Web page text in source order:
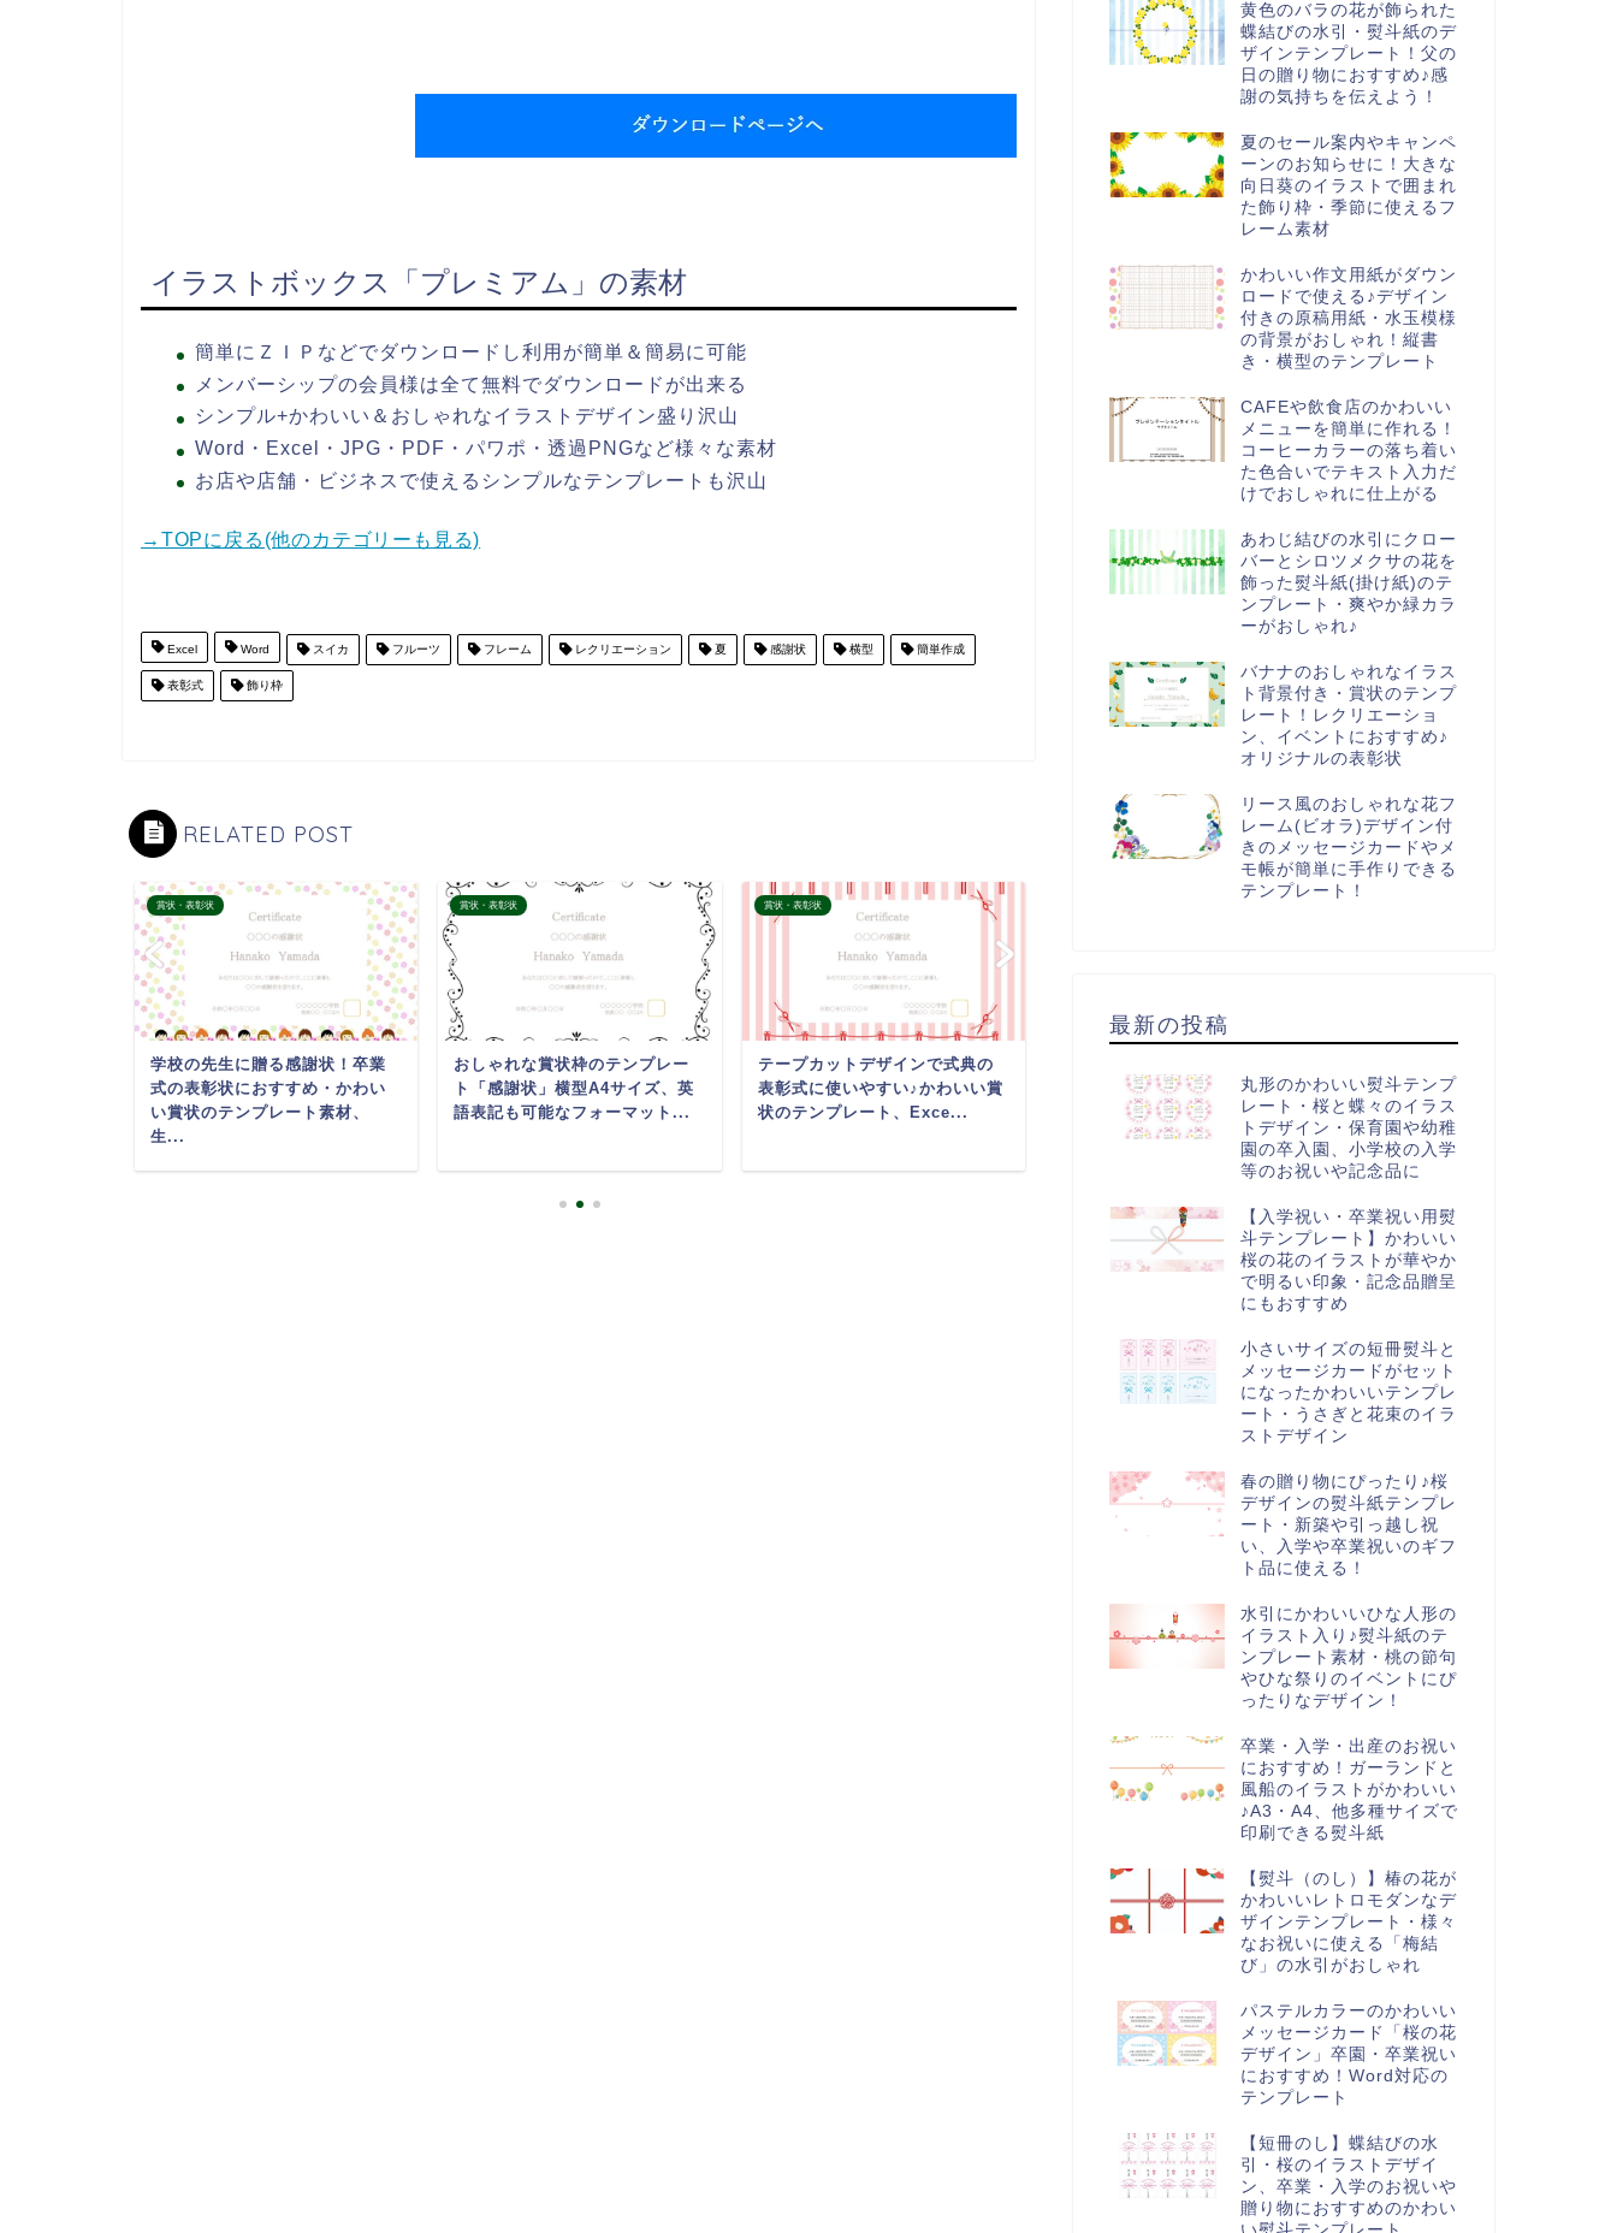
イラストボックス「プレミアム」の素材
簡単にＺＩＰなどでダウンロードし利用が簡単＆簡易に可能
メンバーシップの会員様は全て無料でダウンロードが出来る
シンプル+かわいい＆おしゃれなイラストデザイン盛り沢山
Word・Excel・JPG・PDF・パワポ・透過PNGなど様々な素材
お店や店舗・ビジネスで使えるシンプルなテンプレートも沢山
→TOPに戻る(他のカテゴリーも見る)
Excel Word スイカ フルーツ フレーム レクリエーション 夏 感謝状 横型 簡単作成
表彰式 飾り枠
RELATED POST
賞状・表彰状
学校の先生に贈る感謝状！卒業
式の表彰状におすすめ・かわい
い賞状のテンプレート素材、
生...
賞状・表彰状
おしゃれな賞状枠のテンプレー
ト「感謝状」横型A4サイズ、英
語表記も可能なフォーマット...
賞状・表彰状
テープカットデザインで式典の
表彰式に使いやすい♪かわいい賞
状のテンプレート、Exce...
式の表彰状におすすめ・かわい
い賞状のテンプレート素材、
ト「感謝状」横型A4サイズ、英
語表記も可能なフォーマット...
黄色のバラの花が飾られた
蝶結びの水引・熨斗紙のデ
ザインテンプレート！父の
日の贈り物におすすめ♪感
謝の気持ちを伝えよう！
夏のセール案内やキャンペ
ーンのお知らせに！大きな
向日葵のイラストで囲まれ
た飾り枠・季節に使えるフ
レーム素材
かわいい作文用紙がダウン
ロードで使える♪デザイン
付きの原稿用紙・水玉模様
の背景がおしゃれ！縦書
き・横型のテンプレート
CAFEや飲食店のかわいい
メニューを簡単に作れる！
コーヒーカラーの落ち着い
た色合いでテキスト入力だ
けでおしゃれに仕上がる
あわじ結びの水引にクロー
バーとシロツメクサの花を
飾った熨斗紙(掛け紙)のテ
ンプレート・爽やか緑カラ
ーがおしゃれ♪
バナナのおしゃれなイラス
ト背景付き・賞状のテンプ
レート！レクリエーショ
ン、イベントにおすすめ♪
オリジナルの表彰状
リース風のおしゃれな花フ
レーム(ビオラ)デザイン付
きのメッセージカードやメ
モ帳が簡単に手作りできる
テンプレート！
最新の投稿
丸形のかわいい熨斗テンプ
レート・桜と蝶々のイラス
トデザイン・保育園や幼稚
園の卒入園、小学校の入学
等のお祝いや記念品に
【入学祝い・卒業祝い用熨
斗テンプレート】かわいい
桜の花のイラストが華やか
で明るい印象・記念品贈呈
にもおすすめ
小さいサイズの短冊熨斗と
メッセージカードがセット
になったかわいいテンプレ
ート・うさぎと花束のイラ
ストデザイン
春の贈り物にぴったり♪桜
デザインの熨斗紙テンプレ
ート・新築や引っ越し祝
い、入学や卒業祝いのギフ
ト品に使える！
水引にかわいいひな人形の
イラスト入り♪熨斗紙のテ
ンプレート素材・桃の節句
やひな祭りのイベントにぴ
ったりなデザイン！
卒業・入学・出産のお祝い
におすすめ！ガーランドと
風船のイラストがかわいい
♪A3・A4、他多種サイズで
印刷できる熨斗紙
【熨斗（のし）】椿の花が
かわいいレトロモダンなデ
ザインテンプレート・様々
なお祝いに使える「梅結
び」の水引がおしゃれ
パステルカラーのかわいい
メッセージカード「桜の花
デザイン」卒園・卒業祝い
におすすめ！Word対応の
テンプレート
【短冊のし】蝶結びの水
引・桜のイラストデザイ
ン、卒業・入学のお祝いや
贈り物におすすめのかわい